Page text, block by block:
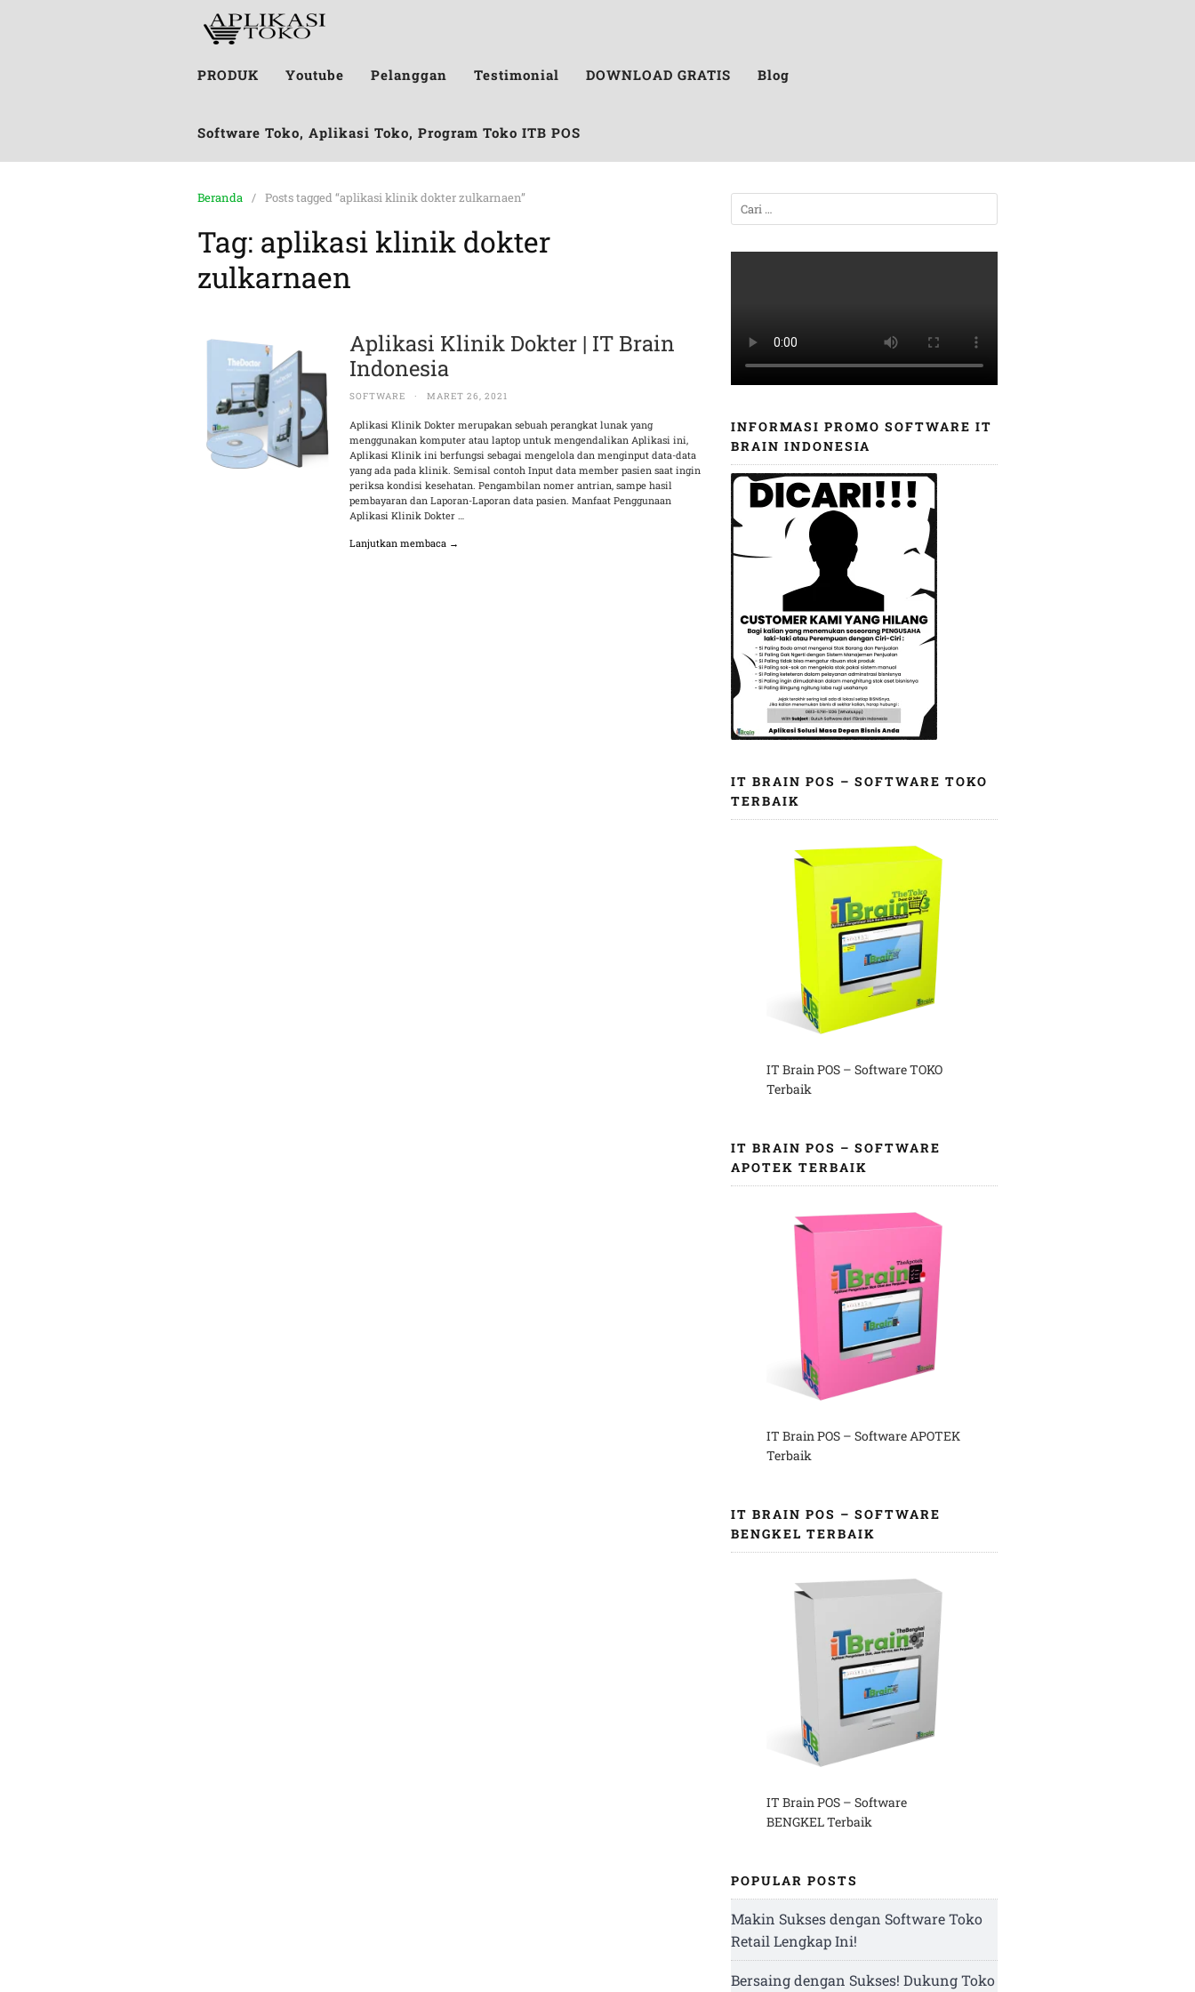
PRODUK Youtube Pelanggan Testimonial DOWNLOAD GRATIS Blog
Software Toko, Aplikasi Toko, Program Toko ITB POS
Beranda Posts tagged “aplikasi klinik dokter zulkarnaen”
Tag: aplikasi klinik dokter
zulkarnaen
Aplikasi Klinik Dokter | IT Brain
Indonesia
SOFTWARE · MARET 26, 2021
Aplikasi Klinik Dokter merupakan sebuah perangkat lunak yang
menggunakan komputer atau laptop untuk mengendalikan Aplikasi ini,
Aplikasi Klinik ini berfungsi sebagai mengelola dan menginput data-data
yang ada pada klinik. Semisal contoh Input data member pasien saat ingin
periksa kondisi kesehatan. Pengambilan nomer antrian, sampe hasil
pembayaran dan Laporan-Laporan data pasien. Manfaat Penggunaan
Aplikasi Klinik Dokter …
Lanjutkan membaca →
INFORMASI PROMO SOFTWARE IT
BRAIN INDONESIA
IT BRAIN POS – SOFTWARE TOKO
TERBAIK
IT Brain POS – Software TOKO
Terbaik
IT BRAIN POS – SOFTWARE
APOTEK TERBAIK
IT Brain POS – Software APOTEK
Terbaik
IT BRAIN POS – SOFTWARE
BENGKEL TERBAIK
IT Brain POS – Software
BENGKEL Terbaik
POPULAR POSTS
Makin Sukses dengan Software Toko
Retail Lengkap Ini!
Bersaing dengan Sukses! Dukung Toko